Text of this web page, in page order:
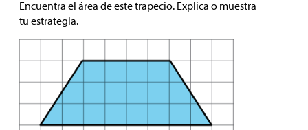
Encuentra el área de este trapecio. Explica o muestra
tu estrategia.